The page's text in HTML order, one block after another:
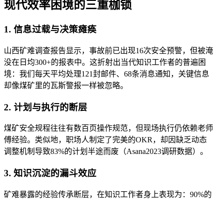
现代效率困境的三重枷锁
1. 信息过载与决策瘫痪
山西矿难调查报告显示，事故前已出现16次安全预警，但被淹
没在日均300+的报表中。这折射出当代知识工作者的普遍困
境：我们每天平均处理121封邮件、68条消息通知，关键信息
却像煤矿里的瓦斯警报一样被忽略。
2. 计划与执行的断层
煤矿安全规程往往有数百页操作规范，但现场执行仍依赖老师
傅经验。类似地，职场人制定了完美的OKR，却因缺乏动态
调整机制导致83%的计划半途而废（Asana2023调研数据）。
3. 知识沉淀的漏斗效应
矿难暴露的经验传承断层，在知识工作者身上表现为：90%的